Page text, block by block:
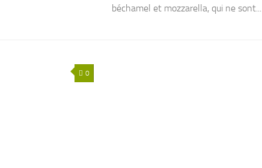
béchamel et mozzarella, qui ne sont...
0